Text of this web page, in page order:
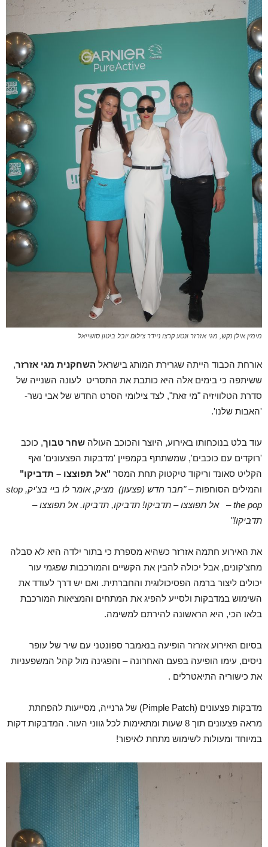
מימין אילן נקש, מגי אזרזר ונטע קרצו ניידר צילום יובל ביטון סושייאל
אורחת הכבוד הייתה שגרירת המותג בישראל השחקנית מגי אזרזר,
ששיתפה כי בימים אלה היא כותבת את התסריט לעונה השנייה של
סדרת הטלוויזיה "מי זאת", לצד צילומי הסרט החדש של אבי נשר-
'האבות שלנו'.
עוד בלט בנוכחותו באירוע, היוצר והכוכב העולה שחר טבוך, כוכב
'רוקדים עם כוכבים', שמשתתף בקמפיין 'מדבקות הפצעונים' ואף
הקליט סאונד וריקוד טיקטוק תחת המסר "אל תפוצצו – תדביקו"
והמילים הסוחפות –"חבר חדש (פצעון) מציק, אומר לו ביי בצ'יק, stop
the pop
–
אל תפוצצו – תדביקו! תדביקו, תדביקו. אל תפוצצו –
תדביקו!"
את האירוע חתמה אזרזר כשהיא מספרת כי בתור ילדה היא לא סבלה
מחצ'קונים, אבל יכולה להבין את הקשיים והמורכבות שפגמי עור
יכולים ליצור ברמה הפסיכולוגית והחברתית. ואם יש דרך לעודד את
השימוש במדבקות ולסייע להפיג את המתחים והמציאות המורכבת
בלאו הכי, היא הראשונה להירתם למשימה.
בסיום האירוע אזרזר הופיעה בנאמבר ספונטני עם שיר של עופר
ניסים, עימו הופיעה בפעם האחרונה – והפגינה מול קהל המשפעניות
את כישוריה התיאטרלים .
מדבקות פצעונים (Pimple Patch) של גרנייה, מסייעות להפחתת
מראה פצעונים תוך 8 שעות ומתאימות לכל גווני העור. המדבקות דקות
במיוחד ומעולות לשימוש מתחת לאיפור!